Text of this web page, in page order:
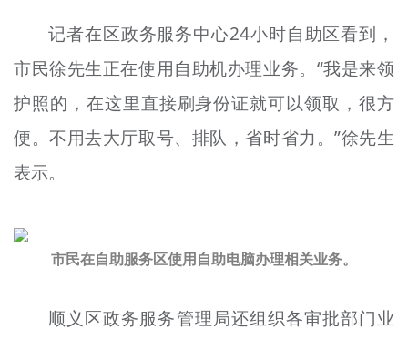
记者在区政务服务中心24小时自助区看到，
市民徐先生正在使用自助机办理业务。“我是来领
护照的，在这里直接刷身份证就可以领取，很方
便。不用去大厅取号、排队，省时省力。”徐先生
表示。
市民在自助服务区使用自助电脑办理相关业务。
顺义区政务服务管理局还组织各审批部门业